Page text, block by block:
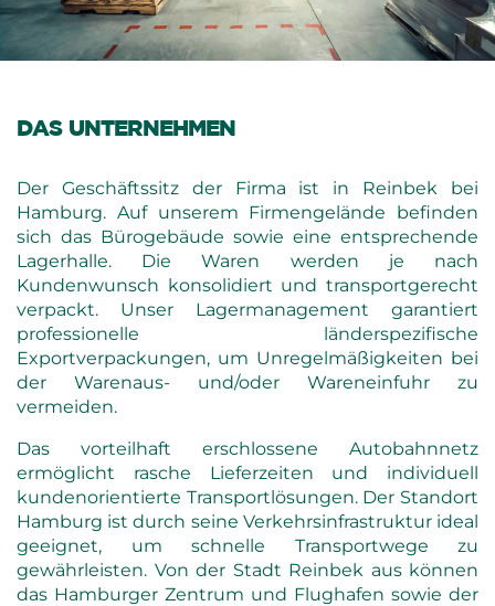
DAS UNTERNEHMEN
Der Geschäftssitz der Firma ist in Reinbek bei
Hamburg. Auf unserem Firmengelände befinden
sich das Bürogebäude sowie eine entsprechende
Lagerhalle. Die Waren werden je nach
Kundenwunsch konsolidiert und transportgerecht
verpackt. Unser Lagermanagement garantiert
professionelle länderspezifische
Exportverpackungen, um Unregelmäßigkeiten bei
der Warenaus- und/oder Wareneinfuhr zu
vermeiden.
Das vorteilhaft erschlossene Autobahnnetz
ermöglicht rasche Lieferzeiten und individuell
kundenorientierte Transportlösungen. Der Standort
Hamburg ist durch seine Verkehrsinfrastruktur ideal
geeignet, um schnelle Transportwege zu
gewährleisten. Von der Stadt Reinbek aus können
das Hamburger Zentrum und Flughafen sowie der